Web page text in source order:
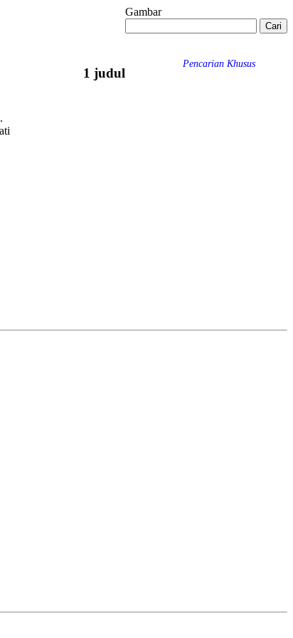
Gambar
Pencarian Khusus
1 judul